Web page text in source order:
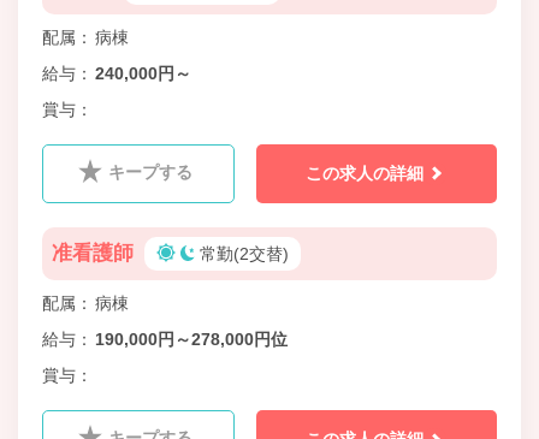
配属
病棟
給与
240,000円～
賞与
キープする この求人の詳細
准看護師 常勤(2交替)
配属
病棟
給与
190,000円～278,000円位
賞与